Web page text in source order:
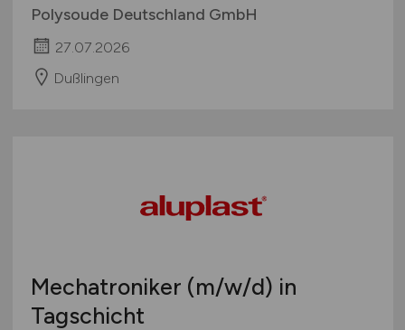
Polysoude Deutschland GmbH
27.07.2026
Dußlingen
Mechatroniker (m/w/d) in
Tagschicht